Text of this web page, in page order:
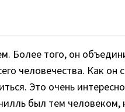
Более того, он
человечества. Как
Это очень
был тем